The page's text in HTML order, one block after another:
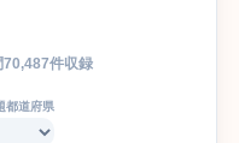
70,487件収録
都道府県